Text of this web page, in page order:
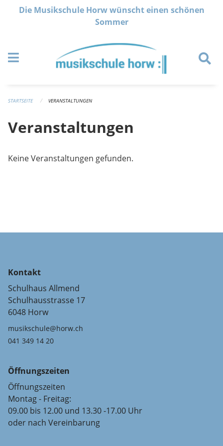
Navigation überspringen
Die Musikschule Horw wünscht einen schönen
Sommer
STARTSEITE VERANSTALTUNGEN
Veranstaltungen
Keine Veranstaltungen gefunden.
Kontakt
Schulhaus Allmend
Schulhausstrasse 17
6048 Horw
musikschule@horw.ch
041 349 14 20
Öffnungszeiten
Öffnungszeiten
Montag - Freitag:
09.00 bis 12.00 und 13.30 -17.00 Uhr
oder nach Vereinbarung